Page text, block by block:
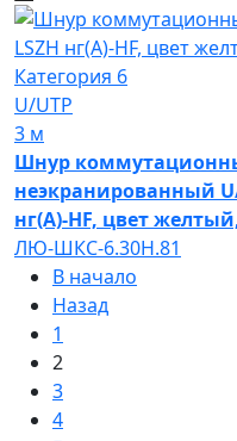
Категория 6
U/UTP
3 м
Шнур
неэкранированный U/
нг(А)-HF, цвет
ЛЮ-ШКС-6.30Н.81
В начало
Назад
1
2
3
4